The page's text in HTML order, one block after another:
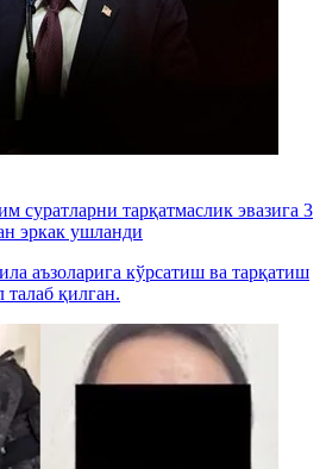
суратларни тарқатмаслик эвазига 3
эркак ушланди
аъзоларига кўрсатиш ва тарқатиш
қилган.